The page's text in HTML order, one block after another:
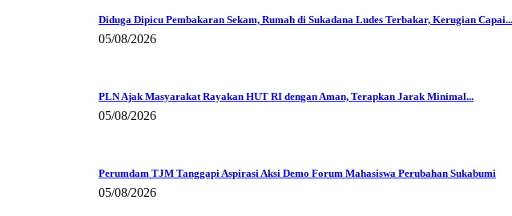
Diduga Dipicu Pembakaran Sekam, Rumah di Sukadana Ludes Terbakar, Kerugian Capai...
05/08/2026
PLN Ajak Masyarakat Rayakan HUT RI dengan Aman, Terapkan Jarak Minimal...
05/08/2026
Perumdam TJM Tanggapi Aspirasi Aksi Demo Forum Mahasiswa Perubahan Sukabumi
05/08/2026